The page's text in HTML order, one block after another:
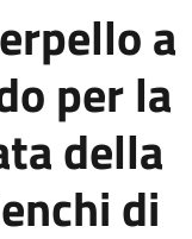
a
per la
della
di